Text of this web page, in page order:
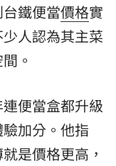
鐵便當價格實
人認為其主菜
。
便當盒都升級
加分。他指
是價格更高，